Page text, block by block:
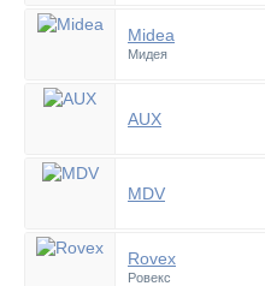
Midea
Мидея
AUX
MDV
Rovex
Ровекс